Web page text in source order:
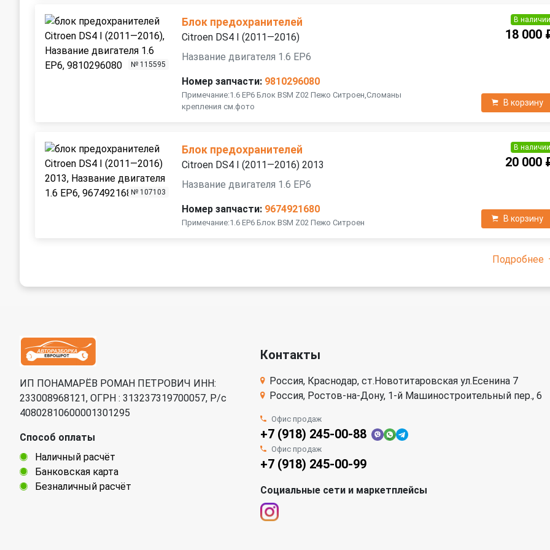
№ 115595
Блок предохранителей
Citroen DS4 I (2011—2016)
Название двигателя 1.6 EP6
Номер запчасти: 9810296080
Примечание:1.6 EP6 Блок BSM Z02 Пежо Ситроен,Сломаны
крепления см.фото
В наличии
18 000
В корзину
№ 107103
Блок предохранителей
Citroen DS4 I (2011—2016) 2013
Название двигателя 1.6 EP6
Номер запчасти: 9674921680
Примечание:1.6 EP6 Блок BSM Z02 Пежо Ситроен
В наличии
20 000
В корзину
Подробнее
ИП ПОНАМАРЁВ РОМАН ПЕТРОВИЧ ИНН:
233008968121, ОГРН : 313237319700057, Р/c
40802810600001301295
Способ оплаты
Наличный расчёт
Банковская карта
Безналичный расчёт
Контакты
Россия, Краснодар, ст.Новотитаровская ул.Есенина 7
Россия, Ростов-на-Дону, 1-й Машиностроительный пер., 6
Офис продаж
+7 (918) 245-00-88
Офис продаж
+7 (918) 245-00-99
Социальные сети и маркетплейсы